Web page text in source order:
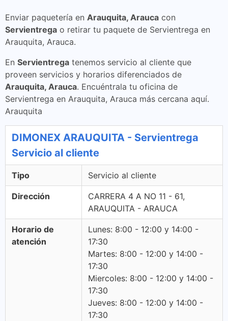
Enviar paquetería en Arauquita, Arauca con
Servientrega o retirar tu paquete de Servientrega en
Arauquita, Arauca.
En Servientrega tenemos servicio al cliente que
proveen servicios y horarios diferenciados de
Arauquita, Arauca. Encuéntrala tu oficina de
Servientrega en Arauquita, Arauca más cercana aquí.
Arauquita
DIMONEX ARAUQUITA - Servientrega
Servicio al cliente
Tipo Servicio al cliente
Dirección
CARRERA 4 A NO 11 - 61,
ARAUQUITA - ARAUCA
Horario de
atención
Lunes: 8:00 - 12:00 y 14:00 -
17:30
Martes: 8:00 - 12:00 y 14:00 -
17:30
Miercoles: 8:00 - 12:00 y 14:00 -
17:30
Jueves: 8:00 - 12:00 y 14:00 -
17:30